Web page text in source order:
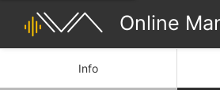
Online
Info